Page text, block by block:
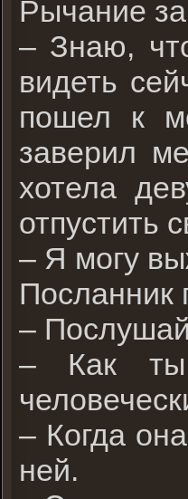
Рычание
– Знаю,
видеть
пошел к
заверил
хотела
отпустить
– Я могу
Посланник
–
– Как ты
– Когда
ней.